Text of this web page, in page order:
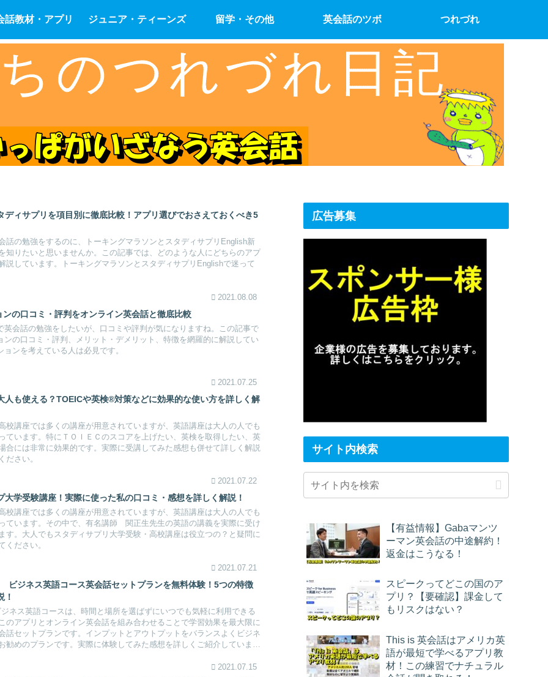
話教材・アプリ ジュニア・ティーンズ 留学・その他 英会話のツボ つれづれ
ディサプリを項目別に徹底比較！アプリ選びでおさえておくべき5
話の勉強をするのに、トーキングマラソンとスタディサプリEnglish新
知りたいと思いませんか。この記事では、どのような人にどちらのアプ
説しています。トーキングマラソンとスタディサプリEnglishで迷って
2021.08.08
の口コミ・評判をオンライン英会話と徹底比較
英会話の勉強をしたいが、口コミや評判が気になりますね。この記事で
ンの口コミ・評判、メリット・デメリット、特徴を網羅的に解説してい
ンを考えている人は必見です。
2021.07.25
人も使える？TOEICや英検®対策などに効果的な使い方を詳しく解
校講座では多くの講座が用意されていますが、英語講座は大人の人でも
ています。特にＴＯＩＥＣのスコアを上げたい、英検を取得したい、英
合には非常に効果的です。実際に受講してみた感想も併せて詳しく解説
ださい。
2021.07.22
大学受験講座！実際に使った私の口コミ・感想を詳しく解説！
校講座では多くの講座が用意されていますが、英語講座は大人の人でも
ています。その中で、有名講師 関正生先生の英語の講義を実際に受け
す。大人でもスタディサプリ大学受験・高校講座は役立つの？と疑問に
ください。
2021.07.21
ビジネス英語コース英会話セットプランを無料体験！5つの特徴
！
ネス英語コースは、時間と場所を選ばずにいつでも気軽に利用できる
のアプリとオンライン英会話を組み合わせることで学習効果を最大限に
話セットプランです。インプットとアウトプットをバランスよくビジネ
勧めのプランです。実際に体験してみた感想を詳しくご紹介しています
2021.07.15
広告募集
サイト内検索
【有益情報】Gabaマンツ
ーマン英会話の中途解約！
返金はこうなる！
スピークってどこの国のア
プリ？【要確認】課金して
もリスクはない？
This is 英会話はアメリカ英
語が最短で学べるアプリ教
材！この練習でナチュラル